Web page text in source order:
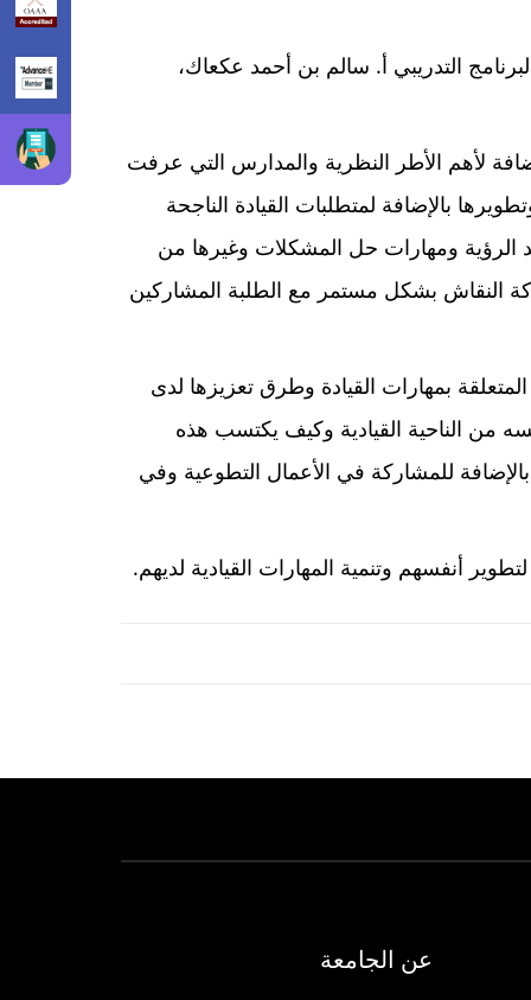
التدريبي أ. سالم بن أحمد عكعاك،
لأهم الأطر النظرية والمدارس التي عرفت
بالإضافة لمتطلبات القيادة الناجحة
الرؤية ومهارات حل المشكلات وغيرها من
النقاش بشكل مستمر مع الطلبة المشاركين
نوفمبر، وتم تناول العديد من الجوانب المتعلقة بمهارات القيادة وطرق تعزيزها لدى
من الناحية القيادية وكيف يكتسب هذه
للمشاركة في الأعمال التطوعية وفي
أنفسهم وتنمية المهارات القيادية لديهم.
عن الجامعة